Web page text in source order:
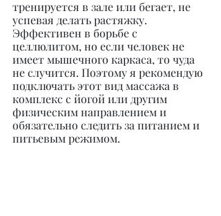
тренируется в зале или бегает, не
успевая делать растяжку.
Эффективен в борьбе с
целлюлитом, но если человек не
имеет мышечного каркаса, то чуда
не случится. Поэтому я рекомендую
подключать этот вид массажа в
комплекс с йогой или другим
физическим направлением и
обязательно следить за питанием и
питьевым режимом.